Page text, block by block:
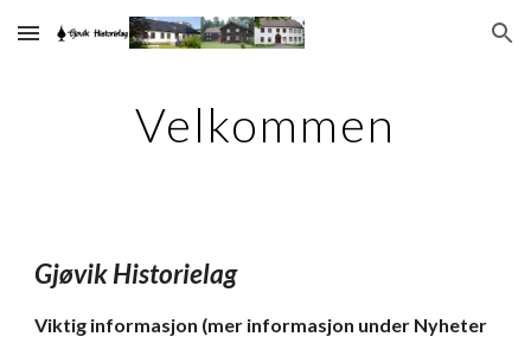
Skip to main content Skip to navigation
Velkommen
Gjøvik Historielag
Viktig informasjon (mer informasjon under Nyheter